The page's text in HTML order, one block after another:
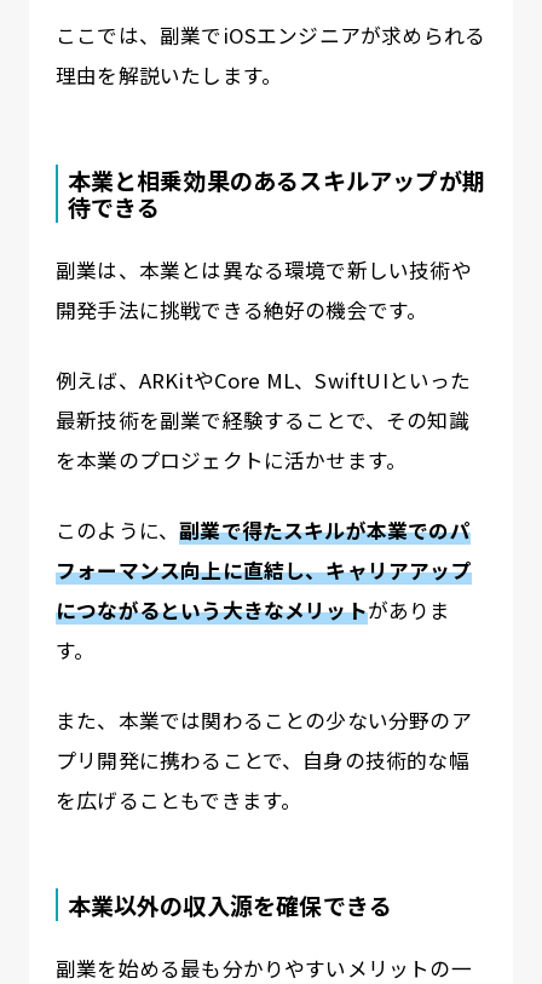
ここでは、副業でiOSエンジニアが求められる
理由を解説いたします。
本業と相乗効果のあるスキルアップが期
待できる
副業は、本業とは異なる環境で新しい技術や
開発手法に挑戦できる絶好の機会です。
例えば、ARKitやCore ML、SwiftUIといった
最新技術を副業で経験することで、その知識
を本業のプロジェクトに活かせます。
このように、副業で得たスキルが本業でのパ
フォーマンス向上に直結し、キャリアアップ
につながるという大きなメリットがありま
す。
また、本業では関わることの少ない分野のア
プリ開発に携わることで、自身の技術的な幅
を広げることもできます。
本業以外の収入源を確保できる
副業を始める最も分かりやすいメリットの一